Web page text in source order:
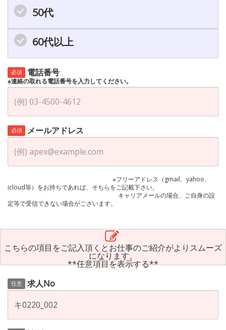
50代
60代以上
必須 電話番号
※連絡の取れる電話番号を入力してください。
必須 メールアドレス
※フリーアドレス（gmail、yahoo、
icloud等）をお持ちであれば、そちらをご記載下さい。
キャリアメールの場合、ご自身の設
定等で受信できない場合がございます。
こちらの項目をご記入頂くとお仕事のご紹介がよりスムーズ
になります。
**任意項目を表示する**
任意 求人No